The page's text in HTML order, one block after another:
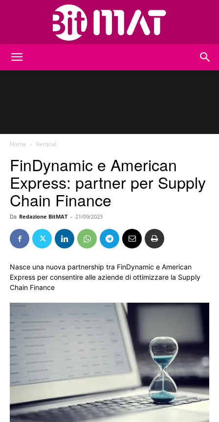
Home Vertical
FinDynamic e American
Express: partner per Supply
Chain Finance
Da Redazione BitMAT - 21/09/2023
Nasce una nuova partnership tra FinDynamic e American
Express per consentire alle aziende di ottimizzare la Supply
Chain Finance